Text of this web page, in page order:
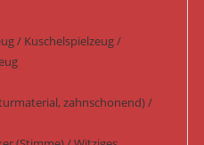
/ Kuschelspielzeug /
zahnschonend) /